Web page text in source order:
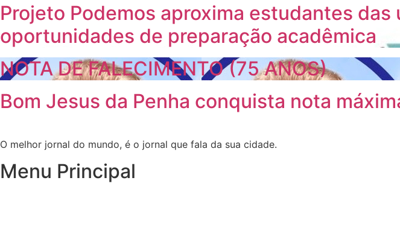
Projeto Podemos aproxima estudantes
oportunidades de preparação acadêmica
NOTA DE FALECIMENTO (75 ANOS)
Bom Jesus da Penha conquista nota
O melhor jornal do mundo, é o jornal que fala da sua cidade.
Menu Principal